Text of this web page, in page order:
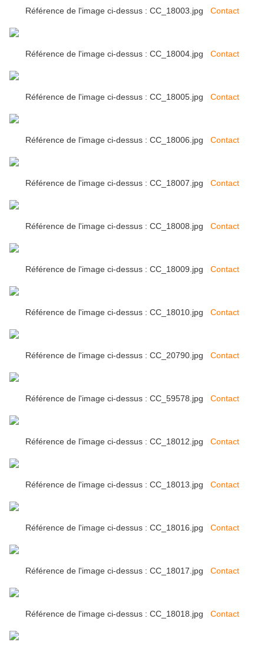
Référence de l'image ci-dessus : CC_18003.jpg Contact
Référence de l'image ci-dessus : CC_18004.jpg Contact
Référence de l'image ci-dessus : CC_18005.jpg Contact
Référence de l'image ci-dessus : CC_18006.jpg Contact
Référence de l'image ci-dessus : CC_18007.jpg Contact
Référence de l'image ci-dessus : CC_18008.jpg Contact
Référence de l'image ci-dessus : CC_18009.jpg Contact
Référence de l'image ci-dessus : CC_18010.jpg Contact
Référence de l'image ci-dessus : CC_20790.jpg Contact
Référence de l'image ci-dessus : CC_59578.jpg Contact
Référence de l'image ci-dessus : CC_18012.jpg Contact
Référence de l'image ci-dessus : CC_18013.jpg Contact
Référence de l'image ci-dessus : CC_18016.jpg Contact
Référence de l'image ci-dessus : CC_18017.jpg Contact
Référence de l'image ci-dessus : CC_18018.jpg Contact